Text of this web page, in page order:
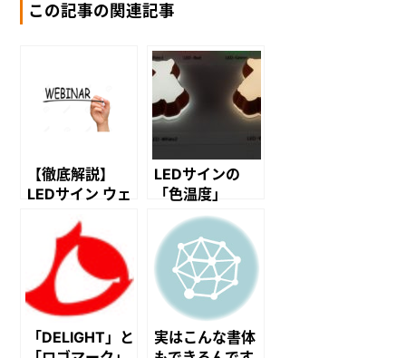
この記事の関連記事
【徹底解説】
LEDサイン ウェ
内容のご紹介！
LEDサインの
「色温度」
「DELIGHT」と
実はこんな書体